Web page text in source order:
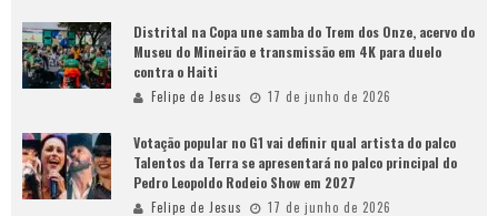
Distrital na Copa une samba do Trem dos Onze, acervo do
Museu do Mineirão e transmissão em 4K para duelo
contra o Haiti
Felipe de Jesus 17 de junho de 2026
Votação popular no G1 vai definir qual artista do palco
Talentos da Terra se apresentará no palco principal do
Pedro Leopoldo Rodeio Show em 2027
Felipe de Jesus 17 de junho de 2026